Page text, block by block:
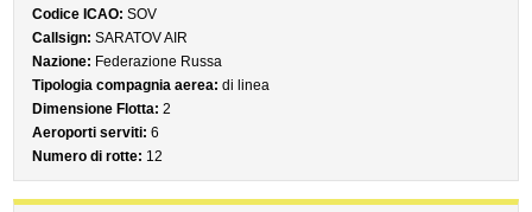
Codice ICAO: SOV
Callsign: SARATOV AIR
Nazione: Federazione Russa
Tipologia compagnia aerea: di linea
Dimensione Flotta: 2
Aeroporti serviti: 6
Numero di rotte: 12